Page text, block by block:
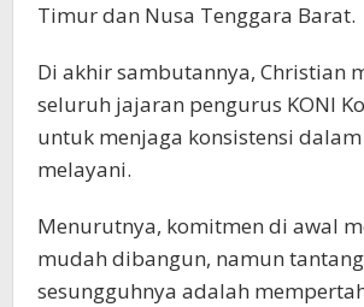
Timur dan Nusa Tenggara Barat.
Di akhir sambutannya, Christian
seluruh jajaran pengurus KONI
untuk menjaga konsistensi
melayani.
Menurutnya, komitmen di awal
mudah dibangun, namun
sesungguhnya adalah